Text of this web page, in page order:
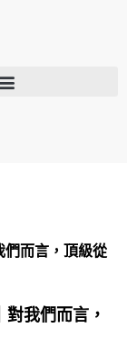
們而言，頂級從
對我們而言，